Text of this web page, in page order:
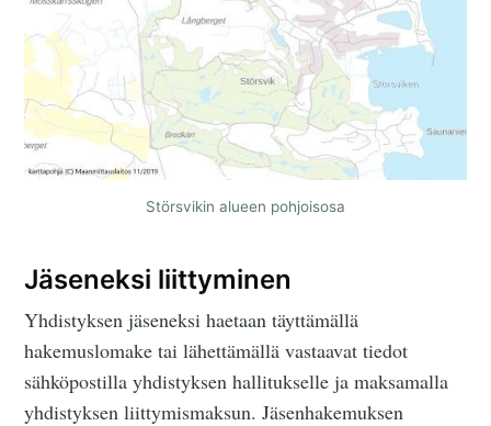
Störsvikin alueen pohjoisosa
Jäseneksi liittyminen
Yhdistyksen jäseneksi haetaan täyttämällä
hakemuslomake tai lähettämällä vastaavat tiedot
sähköpostilla yhdistyksen hallitukselle ja maksamalla
yhdistyksen liittymismaksun. Jäsenhakemuksen